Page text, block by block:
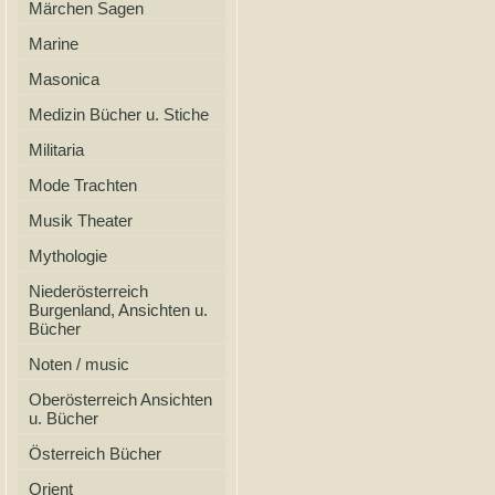
Märchen Sagen
Marine
Masonica
Medizin Bücher u. Stiche
Militaria
Mode Trachten
Musik Theater
Mythologie
Niederösterreich
Burgenland, Ansichten u.
Bücher
Noten / music
Oberösterreich Ansichten
u. Bücher
Österreich Bücher
Orient